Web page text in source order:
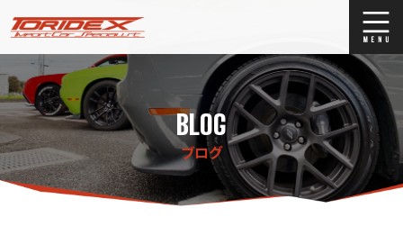
ブログ
Stock list
ストックリスト
買取
BLOG
ブログ